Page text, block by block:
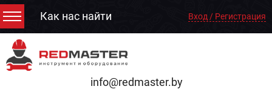
Как нас найти Вход / Регистрация
info@redmaster.by